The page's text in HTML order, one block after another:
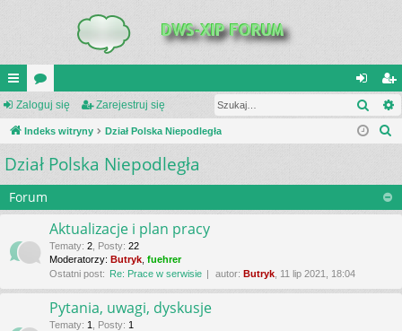
UI
C
K
_L
IN
or
a
al
og
si
ę
ar
ej
tru
j
Zaloguj się Zarejestruj się
Indeks witryny Dział Polska Niepodległa
a
Dział Polska Niepodległa
Forum
Aktualizacje i plan pracy
Tematy: 2 Posty: 22
Moderatorzy: Butryk fuehrer
Ostatni post: Re: Prace w serwisie autor: Butryk , 11 lip 2021, 18:04
Pytania, uwagi, dyskusje
Tematy: 1 Posty: 1